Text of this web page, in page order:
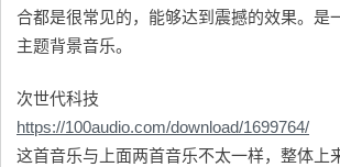
合都是很常见的，能够达到震撼的效果。是
主题背景音乐。
次世代科技
https://100audio.com/download/1699764/
这首音乐与上面两首音乐不太一样，整体上